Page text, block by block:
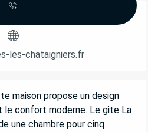
les-chataigniers.fr
maison propose un design
le confort moderne. Le gite La
une chambre pour cinq